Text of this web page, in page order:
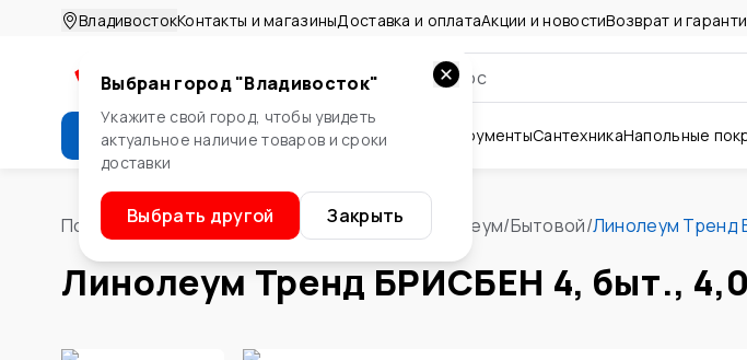
ВладивостокКонтакты и магазиныДоставка и оплатаАкции и новостиВозврат и
Каталог Стройматериалы ИнструментыСантехникаНапольные
Выбран город "Владивосток"
Укажите свой город, чтобы увидеть
актуальное наличие товаров и сроки
доставки
Выбрать другой Закрыть
Помощник/Напольные покрытия, плитка Линолеум/Бытовой/Линолеум Тренд
Линолеум Тренд БРИСБЕН 4, быт.,